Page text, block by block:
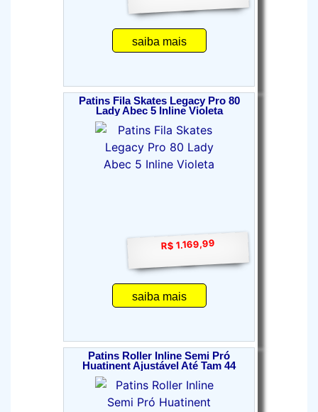
saiba mais
Patins Fila Skates Legacy Pro 80
Lady Abec 5 Inline Violeta
R$ 1.169,99
saiba mais
Patins Roller Inline Semi Pró
Huatinent Ajustável Até Tam 44